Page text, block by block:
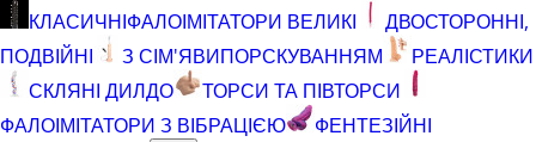
КЛАСИЧНІФАЛОІМІТАТОРИ ВЕЛИКІ
ДВОСТОРОННІ,
ПОДВІЙНІ
З СІМ'ЯВИПОРСКУВАННЯМ
РЕАЛІСТИКИ
СКЛЯНІ ДИЛДО
ТОРСИ ТА ПІВТОРСИ
ФАЛОІМІТАТОРИ З ВІБРАЦІЄЮ
ФЕНТЕЗІЙНІ